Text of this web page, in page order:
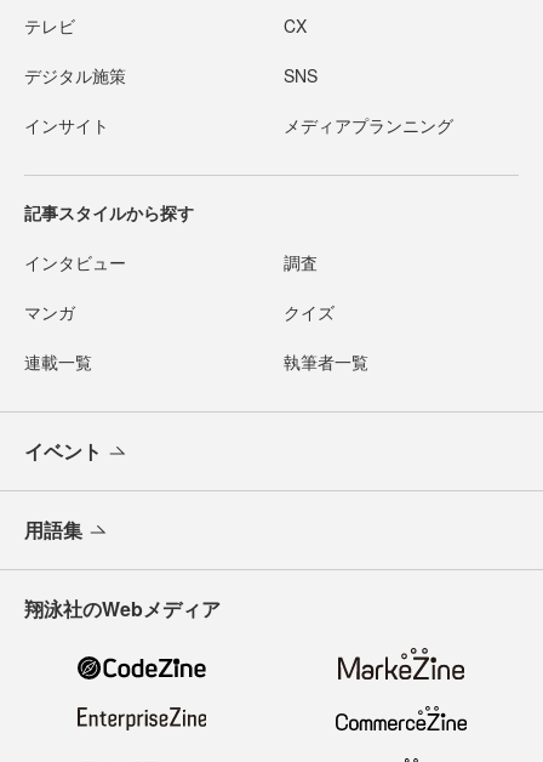
テレビ CX
デジタル施策 SNS
インサイト メディアプランニング
記事スタイルから探す
インタビュー 調査
マンガ クイズ
連載一覧 執筆者一覧
イベント
用語集
翔泳社のWebメディア